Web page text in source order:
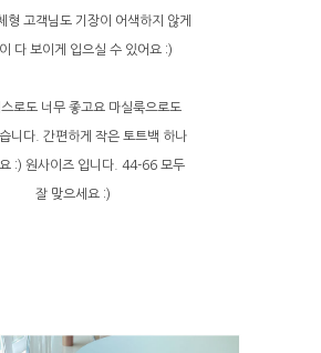
형 고객님도 기장이 어색하지 않게
다 보이게 입으실 수 있어요 :)
로도 너무 좋고요 마실룩으로도
니다. 간편하게 작은 토트백 하나
:) 원사이즈 입니다. 44-66 모두
잘 맞으세요 :)